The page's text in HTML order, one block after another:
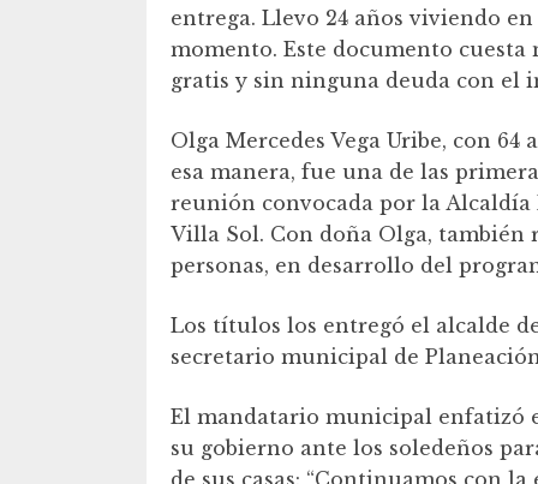
entrega. Llevo 24 años viviendo
momento. Este documento
gratis y sin ninguna deuda con el
Olga Mercedes Vega Uribe, con 64
esa manera, fue una de las
reunión convocada por la
Villa Sol. Con doña Olga,
personas, en desarrollo del
Los títulos los entregó el alcalde
secretario municipal de
El mandatario municipal enfatizó
su gobierno ante los soledeños
de sus casas: “Continuamos con